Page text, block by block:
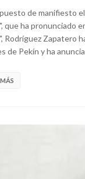
de manifiesto
que ha pronunciado
Rodríguez Zapatero
de Pekín y ha